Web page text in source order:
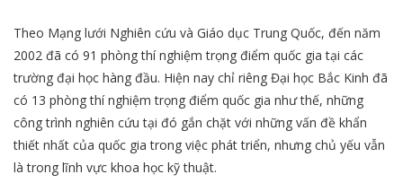
Theo Mạng lưới Nghiên cứu và Giáo dục Trung Quốc, đến năm
2002 đã có 91 phòng thí nghiệm trọng điểm quốc gia tại các
trường đại học hàng đầu. Hiện nay chỉ riêng Đại học Bắc Kinh đã
có 13 phòng thí nghiệm trọng điểm quốc gia như thế, những
công trình nghiên cứu tại đó gắn chặt với những vấn đề khẩn
thiết nhất của quốc gia trong việc phát triển, nhưng chủ yếu vẫn
là trong lĩnh vực khoa học kỹ thuật.